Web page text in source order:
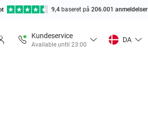
9,4 baseret på 206.001 anmeldelser
Kundeservice
Available until 23:00
DA